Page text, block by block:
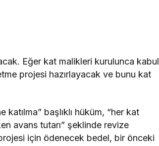
Eğer kat malikleri kurulunca kabul
projesi hazırlayacak ve bunu kat
başlıklı hüküm, “her kat
avans tutarı” şeklinde revize
için ödenecek bedel, bir önceki